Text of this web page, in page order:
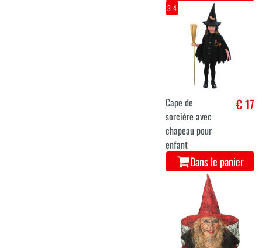
3-4
Cape de
sorcière avec
chapeau pour
enfant
€ 17
Dans le panier